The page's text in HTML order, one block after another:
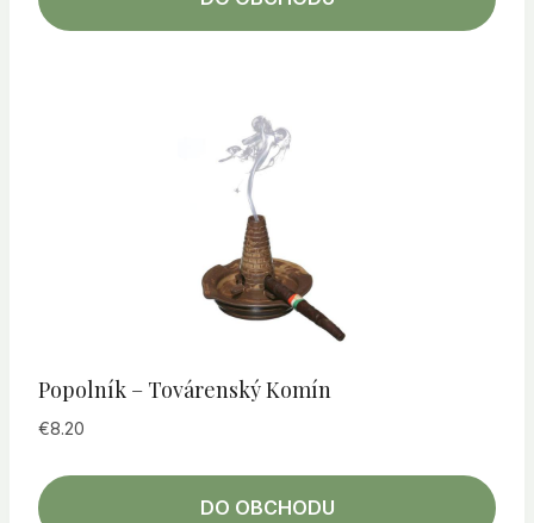
Popolník – Továrenský Komín
€8.20
DO OBCHODU